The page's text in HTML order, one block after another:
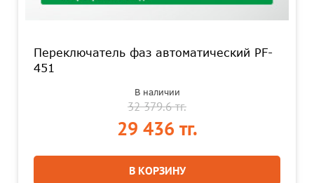
Переключатель фаз автоматический PF-
451
В наличии
32 379.6 тг.
29 436 тг.
В КОРЗИНУ